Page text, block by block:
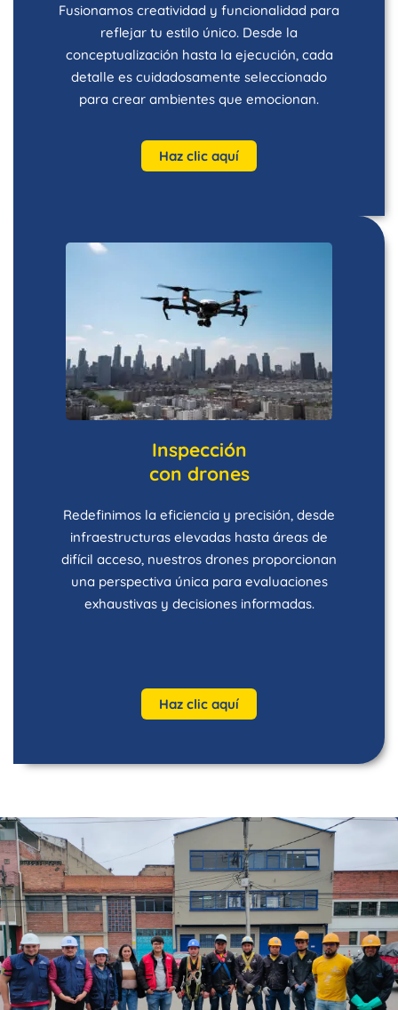
Fusionamos creatividad y funcionalidad para
reflejar tu estilo único. Desde la
conceptualización hasta la ejecución, cada
detalle es cuidadosamente seleccionado
para crear ambientes que emocionan.
Haz clic aquí
Inspección
con drones
Redefinimos la eficiencia y precisión, desde
infraestructuras elevadas hasta áreas de
difícil acceso, nuestros drones proporcionan
una perspectiva única para evaluaciones
exhaustivas y decisiones informadas.
Haz clic aquí